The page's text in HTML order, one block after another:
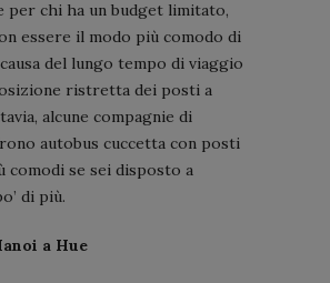
per chi ha un budget limitato,
essere il modo più comodo di
del lungo tempo di viaggio
ristretta dei posti a
alcune compagnie di
autobus cuccetta con posti
comodi se sei disposto a
di più.
a Hue